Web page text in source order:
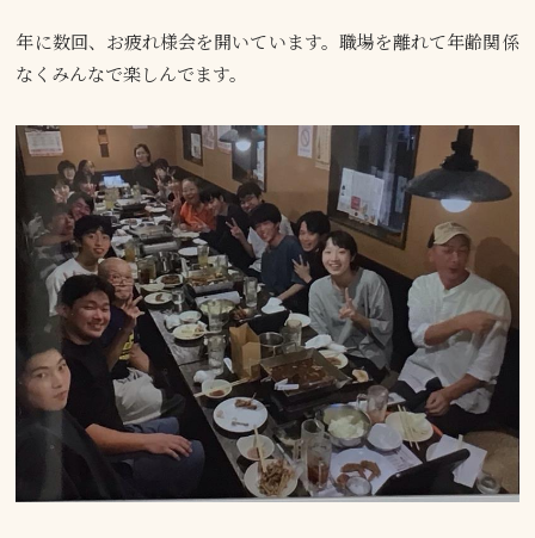
年に数回、お疲れ様会を開いています。職場を離れて年齢関係
なくみんなで楽しんでます。